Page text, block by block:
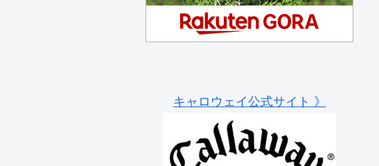
キャロウェイ公式サイト 》